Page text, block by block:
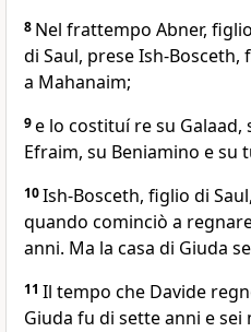
8 Nel frattempo Abner,
di Saul, prese Ish-Bosceth,
a Mahanaim;
9e lo costituí re su Galaad,
Efraim, su Beniamino e su
10Ish-Bosceth, figlio di
quando cominciò a
anni. Ma la casa di Giuda
11 Il tempo che Davide
Giuda fu di sette anni e sei